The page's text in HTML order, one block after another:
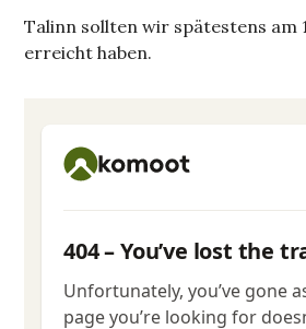
Talinn sollten wir spätestens am
erreicht haben.